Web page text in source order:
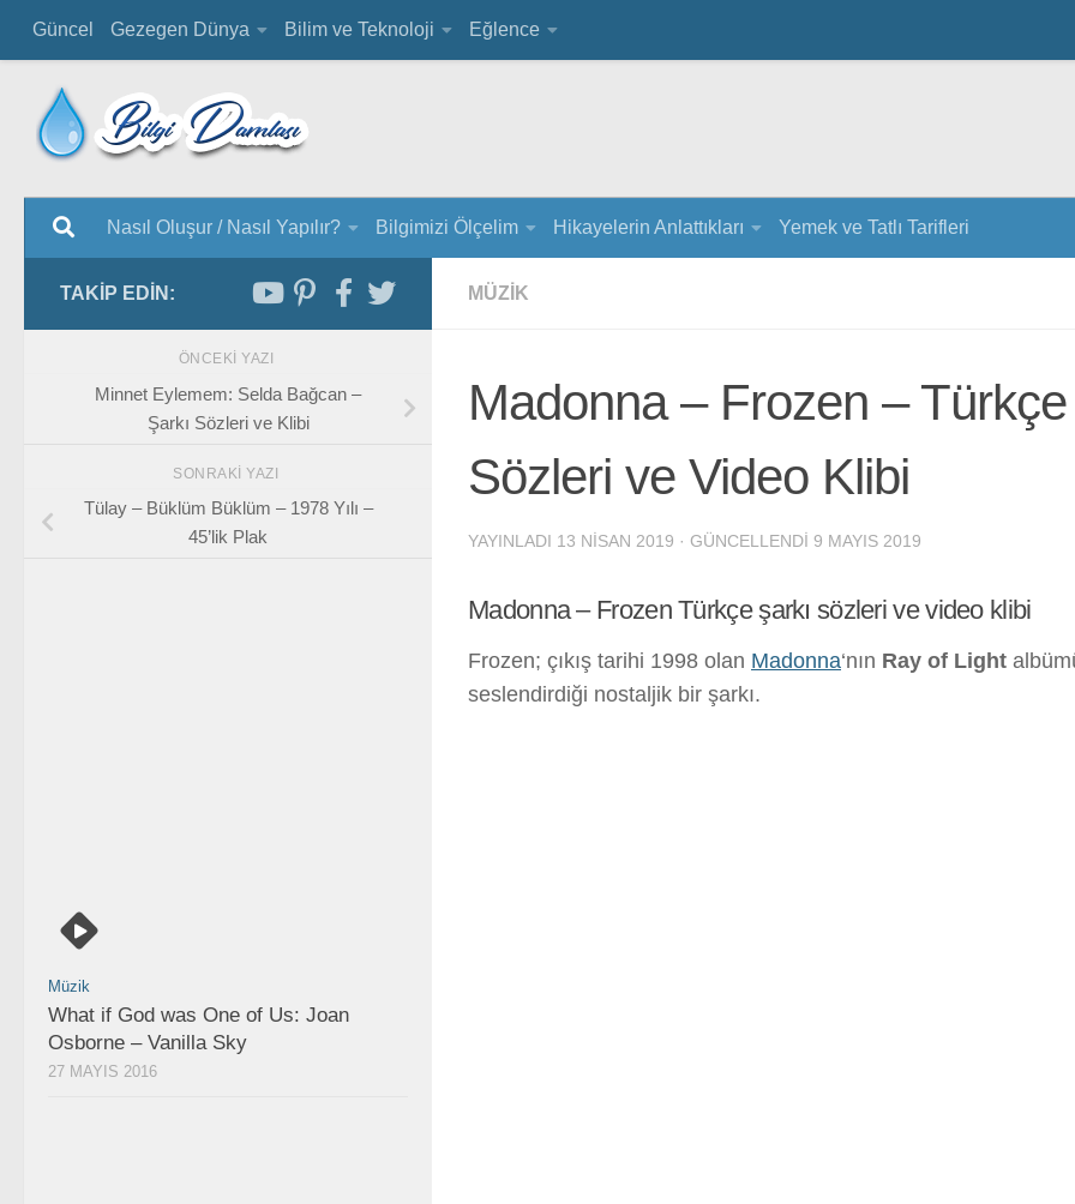
Güncel Gezegen Dünya Bilim ve Teknoloji Eğlence
Nasıl Oluşur / Nasıl Yapılır? Bilgimizi Ölçelim Hikayelerin Anlattıkları Yemek ve Tatlı Tarifleri
MÜZIK
Madonna – Frozen – Türkçe
Sözleri ve Video Klibi
YAYINLADI 13 NISAN 2019 · GÜNCELLENDI 9 MAYIS 2019
Madonna – Frozen Türkçe şarkı sözleri ve video klibi
Frozen; çıkış tarihi 1998 olan Madonna‘nın Ray of Light
seslendirdiği nostaljik bir şarkı.
TAKIP EDIN:
ÖNCEKI YAZI
Minnet Eylemem: Selda Bağcan –
Şarkı Sözleri ve Klibi
SONRAKI YAZI
Tülay – Büklüm Büklüm – 1978 Yılı –
45’lik Plak
Müzik
What if God was One of Us: Joan
Osborne – Vanilla Sky
27 MAYIS 2016